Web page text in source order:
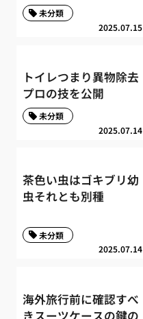
2025.07.15
未分類
トイレつまり異物除去
プロの技を公開
2025.07.14
未分類
茶色い虫はゴキブリ幼
虫それとも別種
2025.07.14
未分類
海外旅行前に確認すべ
きスーツケースの鍵の